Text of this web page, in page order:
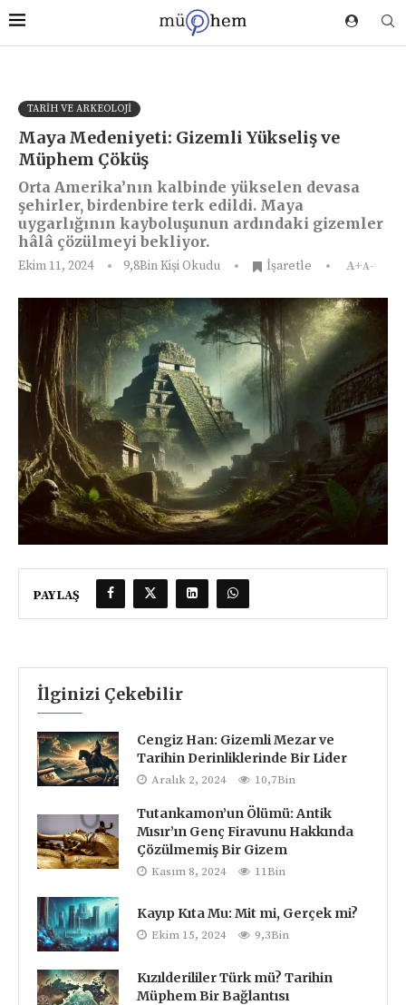
TARIH VE ARKEOLOJI
Maya Medeniyeti: Gizemli Yükseliş ve
Müphem Çöküş
Orta Amerika’nın kalbinde yükselen devasa
şehirler, birdenbire terk edildi. Maya
uygarlığının kayboluşunun ardındaki gizemler
hâlâ çözülmeyi bekliyor.
Ekim 11, 2024 9,8BinKişi Okudu İşaretle A+A-
PAYLAŞ
İlginizi Çekebilir
Cengiz Han: Gizemli Mezar ve
Tarihin Derinliklerinde Bir Lider
Aralık 2, 2024 10,7Bin
Tutankamon’un Ölümü: Antik
Mısır’ın Genç Firavunu Hakkında
Çözülmemiş Bir Gizem
Kasım 8, 2024 11Bin
Kayıp Kıta Mu: Mit mi, Gerçek mi?
Ekim 15, 2024 9,3Bin
Kızılderililer Türk mü? Tarihin
Müphem Bir Bağlantısı